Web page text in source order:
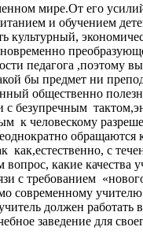
мире.От его усилий
и обучением
культурный,
педагога ,поэтому
бы предмет ни
общественно
безупречным
к человескому
обращаются
как,естественно, с
какие качества
с требованием
современному
должен
заведение для